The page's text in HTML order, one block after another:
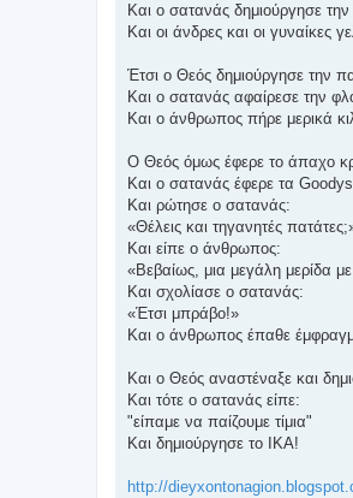
Και ο σατανάς δημιούργησε
Και οι άνδρες και οι γυναίκες
Έτσι ο Θεός δημιούργησε την
Και ο σατανάς αφαίρεσε την
Και ο άνθρωπος πήρε μερικά
Ο Θεός όμως έφερε το άπαχο
Και ο σατανάς έφερε τα
Και ρώτησε ο σατανάς:
«Θέλεις και τηγανητές
Και είπε ο άνθρωπος:
«Βεβαίως, μια μεγάλη μερίδα
Kαι σχολίασε ο σατανάς:
«Έτσι μπράβο!»
Και ο άνθρωπος έπαθε
Και ο Θεός αναστέναξε και
Και τότε ο σατανάς είπε:
"είπαμε να παίζουμε τίμια"
Και δημιούργησε το ΙΚΑ!
http://